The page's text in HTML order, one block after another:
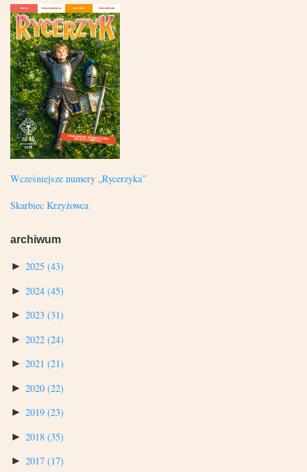
Wcześniejsze numery „Rycerzyka”
Skarbiec Krzyżowca
archiwum
► 2025 (43)
► 2024 (45)
► 2023 (31)
► 2022 (24)
► 2021 (21)
► 2020 (22)
► 2019 (23)
► 2018 (35)
► 2017 (17)